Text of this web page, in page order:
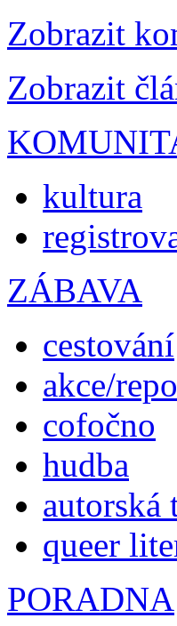
Zobrazit
Zobrazit
kultura
ZÁBAVA
cestování
akce/
cofočno
hudba
autorská
queer
PORADNA